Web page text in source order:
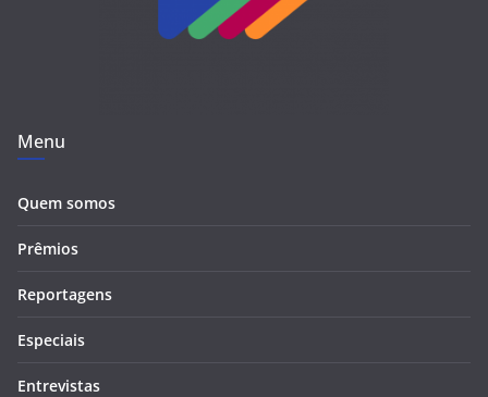
Menu
Quem somos
Prêmios
Reportagens
Especiais
Entrevistas